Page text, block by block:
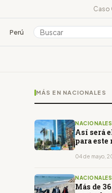
Caso
Perú Colombia
MÁS EN NACIONALES
NACIONALES
Así será
para este
04 de mayo,
NACIONALES
Más de